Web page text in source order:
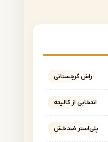
راش گرجستانی
انتخابی از کالیته
پلی‌استر ضدخش